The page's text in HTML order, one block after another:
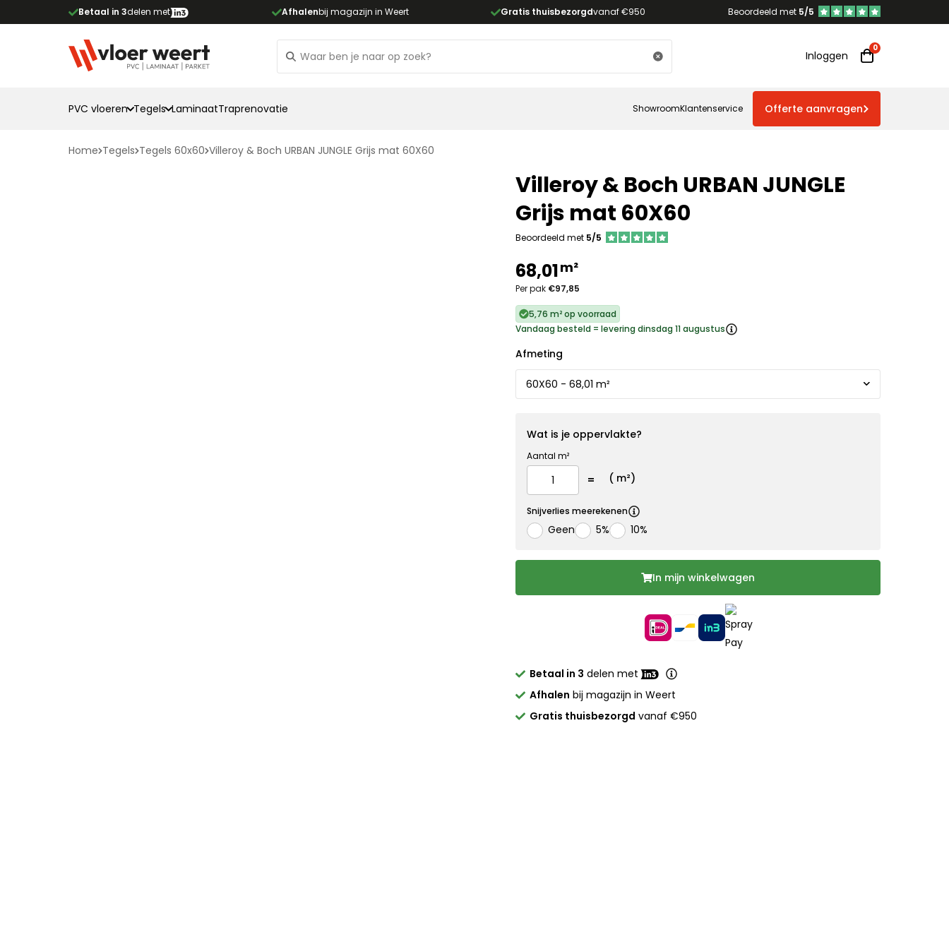
Betaal in 3delen met Afhalenbij magazijn in Weert Gratis thuisbezorgdvanaf €950 Beoordeeld met 5/5
Inloggen
PVC vloeren Tegels LaminaatTraprenovatie ShowroomKlantenservice Offerte aanvragen
Home Tegels Tegels 60x60 Villeroy & Boch URBAN JUNGLE Grijs mat 60X60
Villeroy & Boch URBAN JUNGLE
Grijs mat 60X60
Beoordeeld met 5/5
68,01m²
Per pak €97,85
5,76 m² op voorraad
Vandaag besteld = levering dinsdag 11 augustus
Afmeting
Wat is je oppervlakte?
Aantal m²
( m²)
Snijverlies meerekenen
Geen 5% 10%
In mijn winkelwagen
Betaal in 3 delen met
Afhalen bij magazijn in Weert
Gratis thuisbezorgd vanaf €950